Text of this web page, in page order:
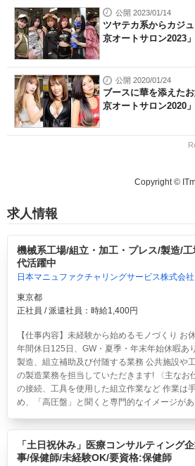
公開 2023/01/14
ツヤテカ系からカジ
京オートサロン2023
公開 2020/01/24
ブースに華を添えた
京オートサロン2020
Copyright ©
求人情報
機械系工場/組立・加工・プレス/製造/
代活躍中
日本マニュファクチャリングサービス株式会社
東京都
正社員 / 派遣社員：時給1,400円
【仕事内容】未経験から始めるモノづくり お
年間休日125日、GW・夏季・年末年始休暇あ
製造、組立補助及び付随する業務 公共施設や
の製造業務を担当していただきます! 〈主なお
の接続、工具を使用した組立作業など 作業は
め、「高圧盤」と聞くと専門的なイメージが
「土日祝休み」医療コンサルティング
事/保健師/未経験OK/要資格:保健師